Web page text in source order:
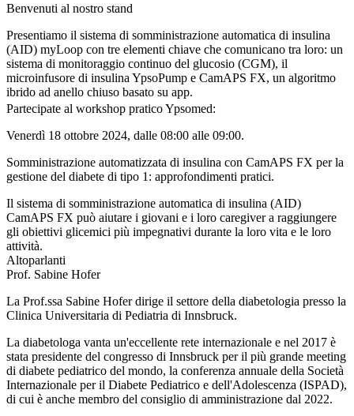
Benvenuti al nostro stand
Presentiamo il sistema di somministrazione automatica di insulina
(AID) myLoop con tre elementi chiave che comunicano tra loro: un
sistema di monitoraggio continuo del glucosio (CGM), il
microinfusore di insulina YpsoPump e CamAPS FX, un algoritmo
ibrido ad anello chiuso basato su app.
Partecipate al workshop pratico Ypsomed:
Venerdì 18 ottobre 2024, dalle 08:00 alle 09:00.
Somministrazione automatizzata di insulina con CamAPS FX per la
gestione del diabete di tipo 1: approfondimenti pratici.
Il sistema di somministrazione automatica di insulina (AID)
CamAPS FX può aiutare i giovani e i loro caregiver a raggiungere
gli obiettivi glicemici più impegnativi durante la loro vita e le loro
attività.
Altoparlanti
Prof. Sabine Hofer
La Prof.ssa Sabine Hofer dirige il settore della diabetologia presso la
Clinica Universitaria di Pediatria di Innsbruck.
La diabetologa vanta un'eccellente rete internazionale e nel 2017 è
stata presidente del congresso di Innsbruck per il più grande meeting
di diabete pediatrico del mondo, la conferenza annuale della Società
Internazionale per il Diabete Pediatrico e dell'Adolescenza (ISPAD),
di cui è anche membro del consiglio di amministrazione dal 2022.